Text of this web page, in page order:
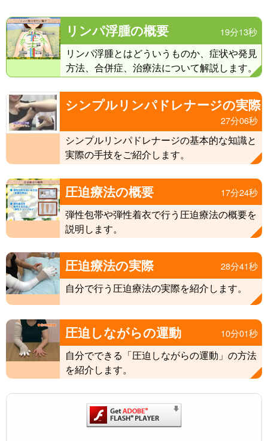
リンパ浮腫の概要 19分13秒
リンパ浮腫とはどういうものか、症状や発見
方法、合併症、治療法について解説します。
シンプルリンパドレナージの実際
27分06秒
シンプルリンパドレナージの基本的な知識と
実際の手技をご紹介します。
圧迫療法の概要 17分24秒
弾性包帯や弾性着衣で行う圧迫療法の概要を
説明します。
圧迫療法の実際 28分41秒
自分で行う圧迫療法の実際を紹介します。
圧迫しながらの運動 10分01秒
自分でできる「圧迫しながらの運動」の方法
を紹介します。